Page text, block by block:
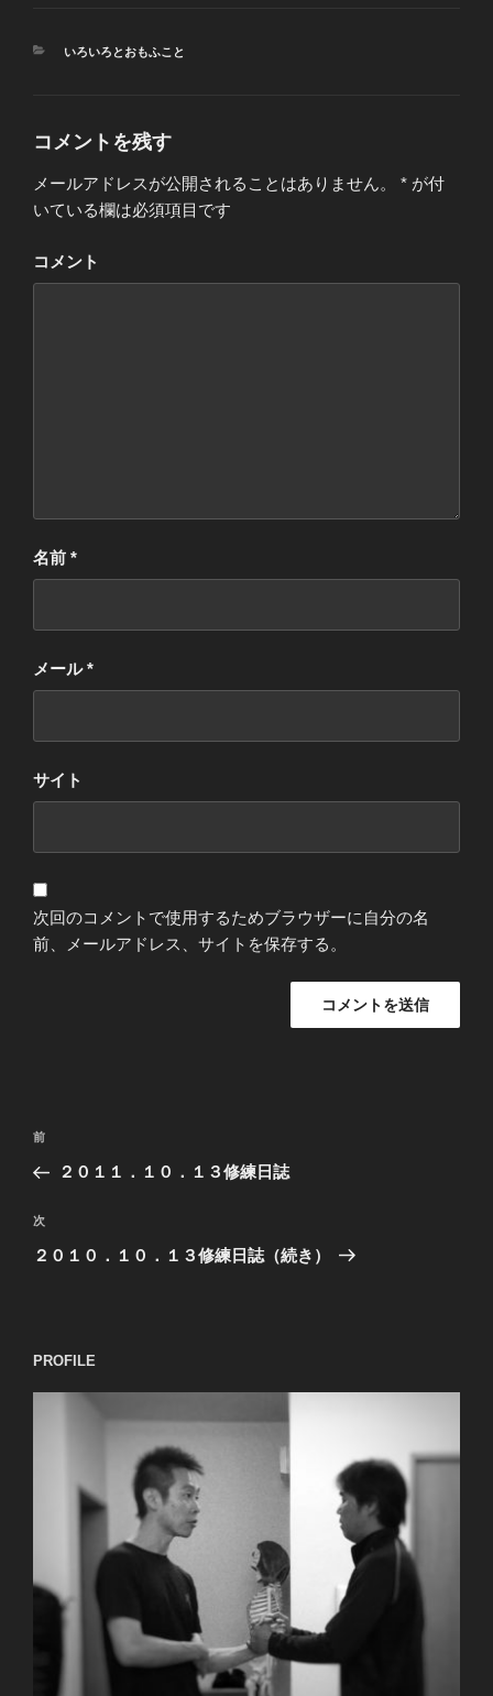
カ
ー
いろいろとおもふこと
コメントを残す
メールアドレスが公開されることはありません。 * が付
いている欄は必須項目です
コメント
名前 *
メール*
サイト
次回のコメントで使用するためブラウザーに自分の名
前、メールアドレス、サイトを保存する。
投
ビ
ゲ
ン
過
去
投
稿
前
２０１１．１０．１３修練日誌
次
の
次
２０１０．１０．１３修練日誌（続き）
PROFILE